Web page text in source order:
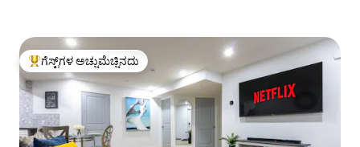
ಗೆಸ್ಟ್‌ಗಳಿಗೆ ಅತಿ ಹೆಚ್ಚು ಅಚ್ಚುಮೆಚ್ಚಿನದು
ಗೆಸ್ಟ್‌ಗಳ ಅಚ್ಚುಮೆಚ್ಚಿನದು